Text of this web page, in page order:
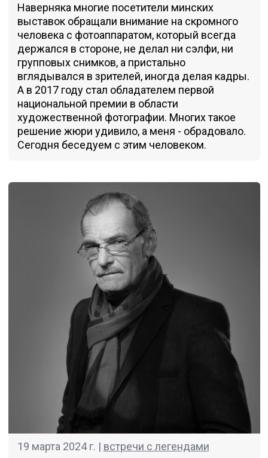
Наверняка многие посетители минских
выставок обращали внимание на скромного
человека с фотоаппаратом, который всегда
держался в стороне, не делал ни сэлфи, ни
групповых снимков, а пристально
вглядывался в зрителей, иногда делая кадры.
А в 2017 году стал обладателем первой
национальной премии в области
художественной фотографии. Многих такое
решение жюри удивило, а меня - обрадовало.
Сегодня беседуем с этим человеком.
19 марта 2024 г. | встречи с легендами